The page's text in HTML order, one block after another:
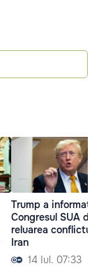
Trump a informat
Congresul SUA
reluarea
Iran
14 Iul. 07:33